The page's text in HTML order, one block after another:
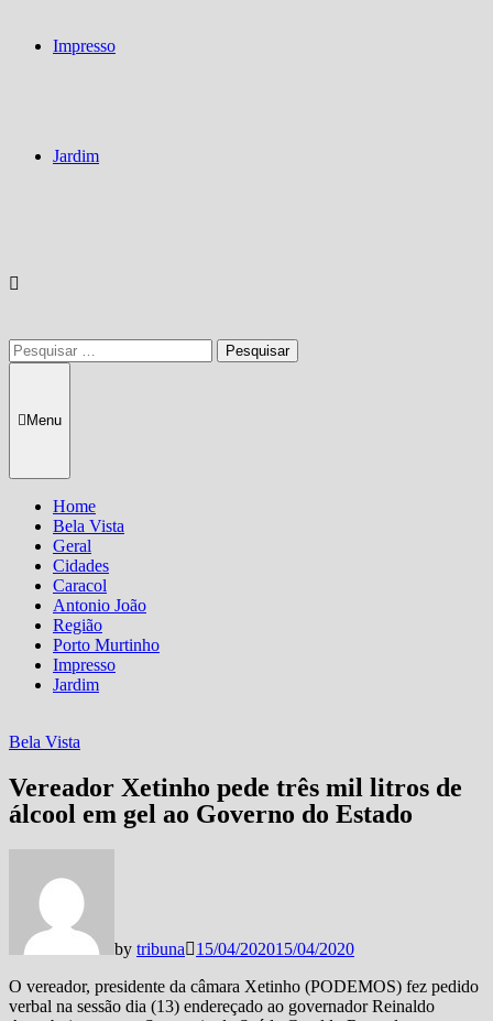
Impresso
Jardim
Pesquisar
por:
Menu
Home
Bela Vista
Geral
Cidades
Caracol
Antonio João
Região
Porto Murtinho
Impresso
Jardim
Bela Vista
Vereador Xetinho pede três mil litros de
álcool em gel ao Governo do Estado
by tribuna 15/04/202015/04/2020
O vereador, presidente da câmara Xetinho (PODEMOS) fez pedido
verbal na sessão dia (13) endereçado ao governador Reinaldo